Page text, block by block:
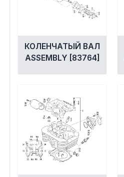
КОЛЕНЧАТЫЙ ВАЛ
ASSEMBLY [83764]